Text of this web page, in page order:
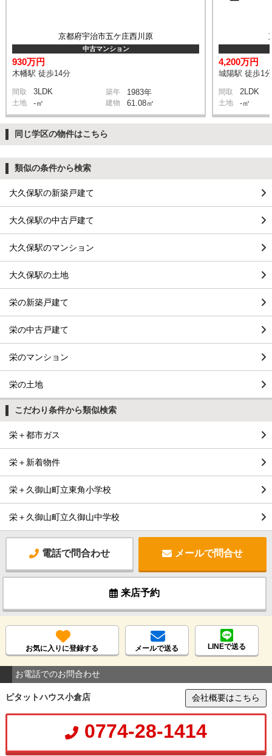
京都府宇治市五ケ庄西川原
中古マンション
930万円
木幡駅 徒歩14分
間取 3LDK 築年 1983年
土地 -㎡ 建物 61.08㎡
4,200万円
城陽駅 徒歩1分
間取 2LDK
土地 -㎡
同じ学区の物件はこちら
類似の条件から検索
大久保駅の新築戸建て
大久保駅の中古戸建て
大久保駅のマンション
大久保駅の土地
栄の新築戸建て
栄の中古戸建て
栄のマンション
栄の土地
こだわり条件から類似検索
栄＋都市ガス
栄＋新着物件
栄＋久御山町立東角小学校
栄＋久御山町立久御山中学校
電話で問合わせ メールで問合せ
来店予約
お気に入りに登録する メールで送る LINEで送る
お電話でのお問合わせ
ピタットハウス小倉店 会社概要はこちら
0774-28-1414